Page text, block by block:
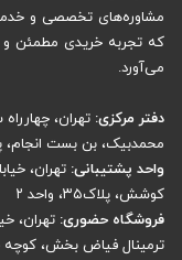
این دستگاه از جنس بدنه
بالاست. از سویی وجود
را پوشش داده و عددی دقیق
با آن بر هم نمی‌زند. در
پیش از نهایی کردن خرید
تلمبه خود دارید؟ باد
مشاوره‌های تخصصی و
که تجربه خریدی مطمئن و
می‌آورد.
دفتر مرکزی: تهران،
محمدبیک، بن بست انجام،
واحد پشتیبانی: تهران،
کوشش، پلاک۳۵، واحد ۲
فروشگاه حضوری: تهران،
ترمینال فیاض بخش، کوچه